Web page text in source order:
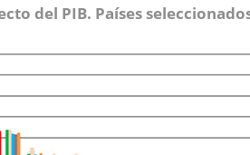
del PIB. Países